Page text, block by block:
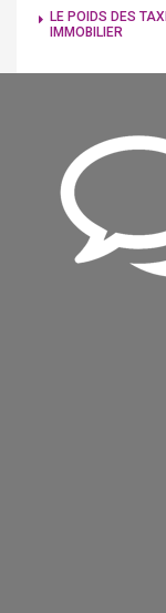
LE POIDS DES
IMMOBILIER